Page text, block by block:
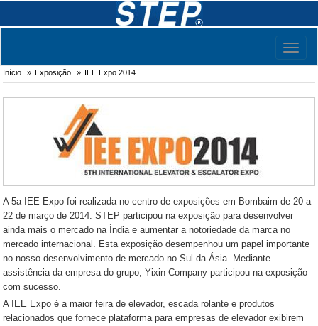
Início Exposição IEE Expo 2014
A 5a IEE Expo foi realizada no centro de exposições em Bombaim de 20 a
22 de março de 2014. STEP participou na exposição para desenvolver
ainda mais o mercado na Índia e aumentar a notoriedade da marca no
mercado internacional. Esta exposição desempenhou um papel importante
no nosso desenvolvimento de mercado no Sul da Ásia. Mediante
assistência da empresa do grupo, Yixin Company participou na exposição
com sucesso.
A IEE Expo é a maior feira de elevador, escada rolante e produtos
relacionados que fornece plataforma para empresas de elevador exibirem